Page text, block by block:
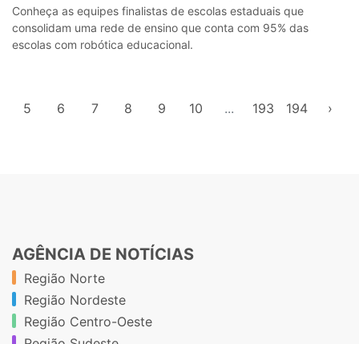
Conheça as equipes finalistas de escolas estaduais que
consolidam uma rede de ensino que conta com 95% das
escolas com robótica educacional.
5 6 7 8 9 10 ... 193 194 ›
AGÊNCIA DE NOTÍCIAS
Região Norte
Região Nordeste
Região Centro-Oeste